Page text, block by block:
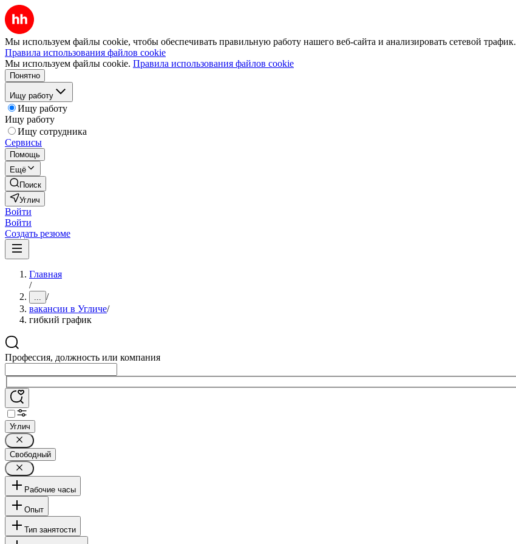
Мы используем файлы cookie, чтобы обеспечивать правильную работу нашего веб-сайта и анализировать сетевой трафик.
Правила использования файлов cookie
Мы используем файлы cookie. Правила использования файлов cookie
Понятно
Ищу работу
Ищу работу
Ищу работу
Ищу сотрудника
Сервисы
Помощь
Ещё
Поиск
Углич
Войти
Войти
Создать резюме
Главная
/
... /
вакансии в Угличе/
гибкий график
Профессия, должность или компания
Углич
Свободный
Рабочие часы
Опыт
Тип занятости